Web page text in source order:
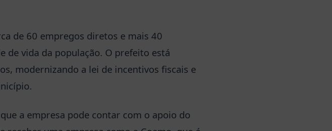
de 60 empregos diretos e mais 40
de vida da população. O prefeito está
modernizando a lei de incentivos fiscais e
a empresa pode contar com o apoio do